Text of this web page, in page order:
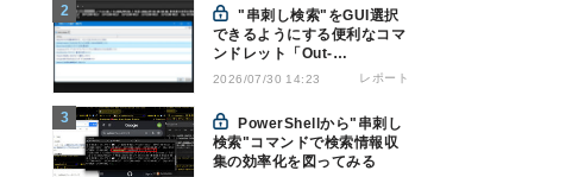
"串刺し検索"をGUI選択
できるようにする便利なコマ
ンドレット「Out-
GridView」を使う
2026/07/30 14:23 レポート
検索"コマンドで検索情報収
集の効率化を図ってみる